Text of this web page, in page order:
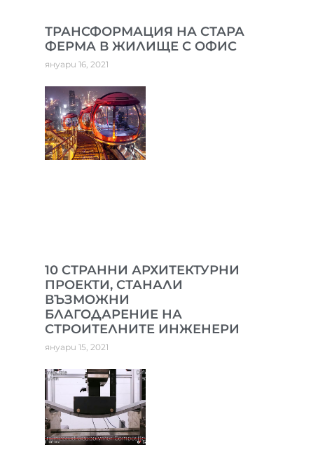
ТРАНСФОРМАЦИЯ НА СТАРА
ФЕРМА В ЖИЛИЩЕ С ОФИС
януари 16, 2021
10 СТРАННИ АРХИТЕКТУРНИ
ПРОЕКТИ, СТАНАЛИ
ВЪЗМОЖНИ
БЛАГОДАРЕНИЕ НА
СТРОИТЕЛНИТЕ ИНЖЕНЕРИ
януари 15, 2021